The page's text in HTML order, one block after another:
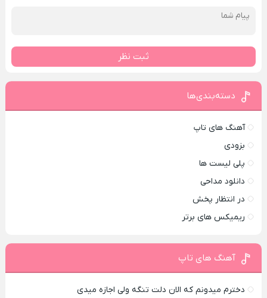
ثبت نظر
دسته‌بندی‌ها
آهنگ های تاپ
بزودی
پلی لیست ها
دانلود مداحی
در انتظار پخش
ریمیکس های برتر
آهنگ های تاپ
دخترم میدونم که الان دلت تنگه ولی اجازه میدی